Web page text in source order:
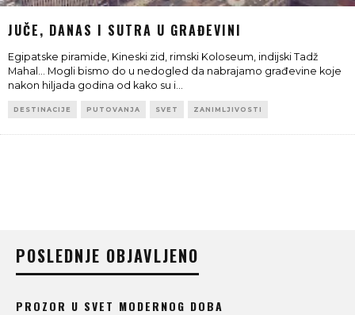
JUČE, DANAS I SUTRA U GRAĐEVINI
Egipatske piramide, Kineski zid, rimski Koloseum, indijski Tadž
Mahal... Mogli bismo do u nedogled da nabrajamo građevine koje
nakon hiljada godina od kako su i
DESTINACIJE PUTOVANJA SVET ZANIMLJIVOSTI
POSLEDNJE OBJAVLJENO
PROZOR U SVET MODERNOG DOBA